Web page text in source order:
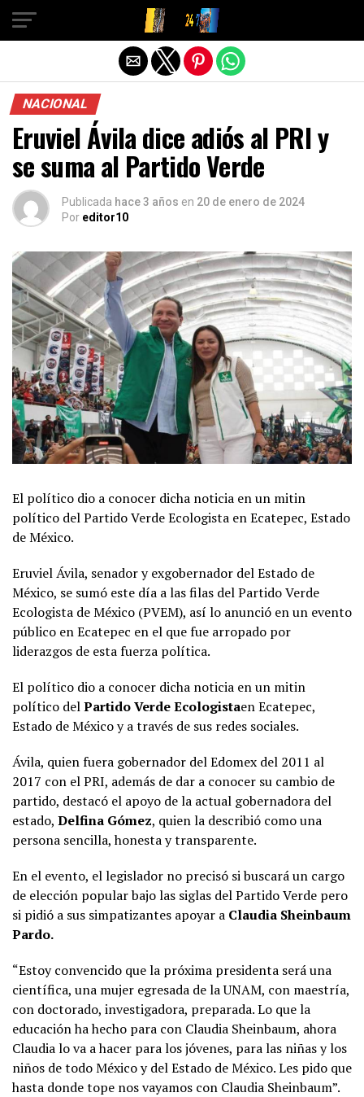
NACIONAL
Eruviel Ávila dice adiós al PRI y
se suma al Partido Verde
Publicada hace 3 años en 20 de enero de 2024
Por editor10
El político dio a conocer dicha noticia en un mitin
político del Partido Verde Ecologista en Ecatepec, Estado
de México.
Eruviel Ávila, senador y exgobernador del Estado de
México, se sumó este día a las filas del Partido Verde
Ecologista de México (PVEM), así lo anunció en un evento
público en Ecatepec en el que fue arropado por
liderazgos de esta fuerza política.
El político dio a conocer dicha noticia en un mitin
político delPartido Verde Ecologistaen Ecatepec,
Estado de México y a través de sus redes sociales.
Ávila, quien fuera gobernador del Edomex del 2011 al
2017 con el PRI, además de dar a conocer su cambio de
partido, destacó el apoyo de la actual gobernadora del
estado, Delfina Gómez, quien la describió como una
persona sencilla, honesta y transparente.
En el evento, el legislador no precisó si buscará un cargo
de elección popular bajo las siglas del Partido Verde pero
si pidió a sus simpatizantes apoyar a Claudia Sheinbaum
Pardo.
“Estoy convencido que la próxima presidenta será una
científica, una mujer egresada de la UNAM, con maestría,
con doctorado, investigadora, preparada. Lo que la
educación ha hecho para con Claudia Sheinbaum, ahora
Claudia lo va a hacer para los jóvenes, para las niñas y los
niños de todo México y del Estado de México. Les pido que
hasta donde tope nos vayamos con Claudia Sheinbaum”.
Salir de la versión móvil